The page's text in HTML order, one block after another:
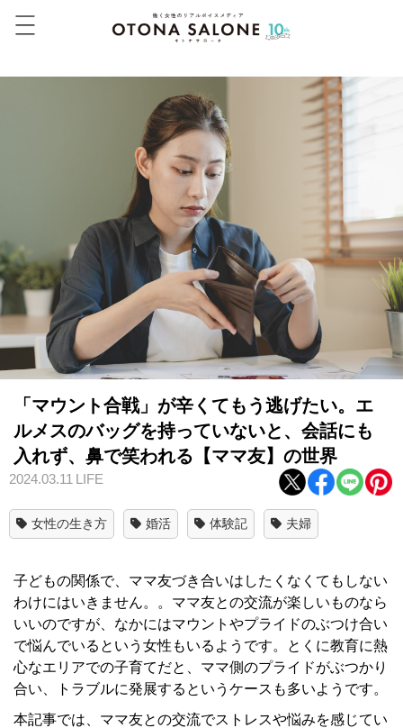
「マウント合戦」が辛くてもう逃げたい。エ
ルメスのバッグを持っていないと、会話にも
入れず、鼻で笑われる【ママ友】の世界
2024.03.11 LIFE
女性の生き方 婚活 体験記 夫婦
子どもの関係で、ママ友づき合いはしたくなくてもしない
わけにはいきません。。ママ友との交流が楽しいものなら
いいのですが、なかにはマウントやプライドのぶつけ合い
で悩んでいるという女性もいるようです。とくに教育に熱
心なエリアでの子育てだと、ママ側のプライドがぶつかり
合い、トラブルに発展するというケースも多いようです。
本記事では、ママ友との交流でストレスや悩みを感じてい